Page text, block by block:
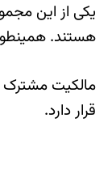
یکی از این
هستند.
مالکیت مشترک
قرار دارد.